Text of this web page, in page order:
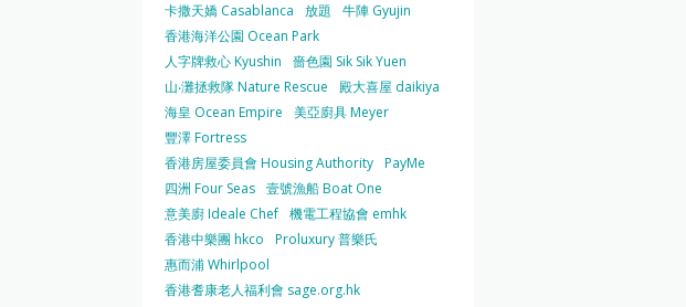
卡撒天嬌 Casablanca
放題
牛陣 Gyujin
香港海洋公園 Ocean Park
人字牌救心 Kyushin
嗇色園 Sik Sik Yuen
山‧灘拯救隊 Nature Rescue
殿大喜屋 daikiya
海皇 Ocean Empire
美亞廚具 Meyer
豐澤 Fortress
香港房屋委員會 Housing Authority PayMe
四洲 Four Seas 壹號漁船 Boat One
意美廚 Ideale Chef 機電工程協會 emhk
香港中樂團 hkco
Proluxury 普樂氏
惠而浦 Whirlpool
香港耆康老人福利會 sage.org.hk